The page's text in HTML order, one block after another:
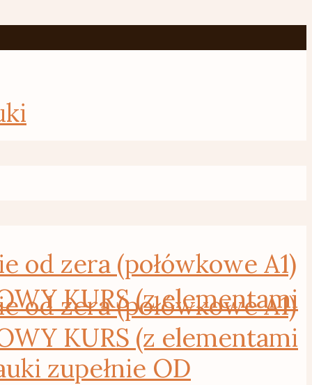
od zera (połówkowe A1)
KURS (z elementami
zupełnie OD
od zera (połówkowe A1)
KURS (z elementami